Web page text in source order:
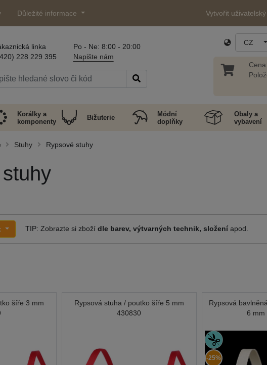
Důležité informace Vytvořit
linka
228 229 395
Po - Ne: 8:00 - 20:00
Napište nám
CZ
Cena:
Korálky a
komponenty
Bižuterie
Módní
doplňky
Obaly a
vybavení
Stuhy Rypsové stuhy
TIP: Zobrazte si zboží dle barev, výtvarných technik, složeníapod.
šíře 3 mm
Rypsová stuha / poutko šíře 5 mm
430830
Rypsová
6 mm
-25%